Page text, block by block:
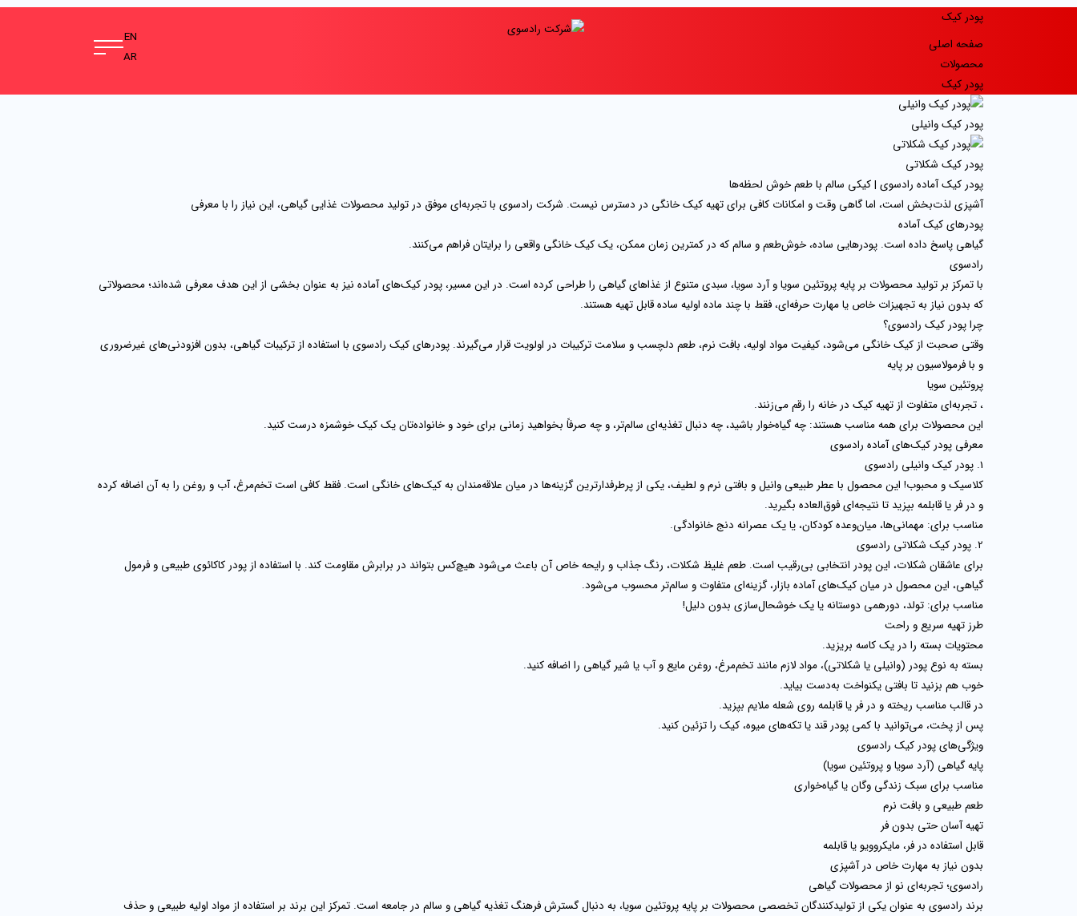
EN
AR
پودر کیک
صفحه اصلی
محصولات
پودر کیک
پودر کیک وانیلی
پودر کیک شکلاتی
پودر کیک آماده رادسوی | کیکی سالم با طعم خوش لحظه‌ها
آشپزی لذت‌بخش است، اما گاهی وقت و امکانات کافی برای تهیه کیک خانگی در دسترس نیست. شرکت رادسوی با تجربه‌ای موفق در تولید محصولات غذایی گیاهی، این نیاز را با معرفی
پودرهای کیک آماده
گیاهی پاسخ داده است. پودرهایی ساده، خوش‌طعم و سالم که در کمترین زمان ممکن، یک کیک خانگی واقعی را برایتان فراهم می‌کنند.
رادسوی
با تمرکز بر تولید محصولات بر پایه پروتئین سویا و آرد سویا، سبدی متنوع از غذاهای گیاهی را طراحی کرده است. در این مسیر، پودر کیک‌های آماده نیز به عنوان بخشی از این هدف معرفی شده‌اند؛ محصولاتی
که بدون نیاز به تجهیزات خاص یا مهارت حرفه‌ای، فقط با چند ماده اولیه ساده قابل تهیه هستند.
چرا پودر کیک رادسوی؟
وقتی صحبت از کیک خانگی می‌شود، کیفیت مواد اولیه، بافت نرم، طعم دلچسب و سلامت ترکیبات در اولویت قرار می‌گیرند. پودرهای کیک رادسوی با استفاده از ترکیبات گیاهی، بدون افزودنی‌های غیرضروری
و با فرمولاسیون بر پایه
پروتئین سویا
، تجربه‌ای متفاوت از تهیه کیک در خانه را رقم می‌زنند.
این محصولات برای همه مناسب هستند: چه گیاه‌خوار باشید، چه دنبال تغذیه‌ای سالم‌تر، و چه صرفاً بخواهید زمانی برای خود و خانواده‌تان یک کیک خوشمزه درست کنید.
معرفی پودر کیک‌های آماده رادسوی
1. پودر کیک وانیلی رادسوی
کلاسیک و محبوب! این محصول با عطر طبیعی وانیل و بافتی نرم و لطیف، یکی از پرطرفدارترین گزینه‌ها در میان علاقه‌مندان به کیک‌های خانگی است. فقط کافی است تخم‌مرغ، آب و روغن را به آن اضافه کرده
و در فر یا قابلمه بپزید تا نتیجه‌ای فوق‌العاده بگیرید.
مناسب برای: مهمانی‌ها، میان‌وعده کودکان، یا یک عصرانه دنج خانوادگی.
2. پودر کیک شکلاتی رادسوی
برای عاشقان شکلات، این پودر انتخابی بی‌رقیب است. طعم غلیظ شکلات، رنگ جذاب و رایحه خاص آن باعث می‌شود هیچ‌کس بتواند در برابرش مقاومت کند. با استفاده از پودر کاکائوی طبیعی و فرمول
گیاهی، این محصول در میان کیک‌های آماده بازار، گزینه‌ای متفاوت و سالم‌تر محسوب می‌شود.
مناسب برای: تولد، دورهمی دوستانه یا یک خوشحال‌سازی بدون دلیل!
طرز تهیه سریع و راحت
محتویات بسته را در یک کاسه بریزید.
بسته به نوع پودر (وانیلی یا شکلاتی)، مواد لازم مانند تخم‌مرغ، روغن مایع و آب یا شیر گیاهی را اضافه کنید.
خوب هم بزنید تا بافتی یکنواخت به‌دست بیاید.
در قالب مناسب ریخته و در فر یا قابلمه روی شعله ملایم بپزید.
پس از پخت، می‌توانید با کمی پودر قند یا تکه‌های میوه، کیک را تزئین کنید.
ویژگی‌های پودر کیک رادسوی
پایه گیاهی (آرد سویا و پروتئین سویا)
مناسب برای سبک زندگی وگان یا گیاه‌خواری
طعم طبیعی و بافت نرم
تهیه آسان حتی بدون فر
قابل استفاده در فر، مایکروویو یا قابلمه
بدون نیاز به مهارت خاص در آشپزی
رادسوی؛ تجربه‌ای نو از محصولات گیاهی
برند رادسوی به عنوان یکی از تولیدکنندگان تخصصی محصولات بر پایهپروتئین سویا، به دنبال گسترش فرهنگ تغذیه گیاهی و سالم در جامعه است. تمرکز این برند بر استفاده از مواد اولیه طبیعی و حذف